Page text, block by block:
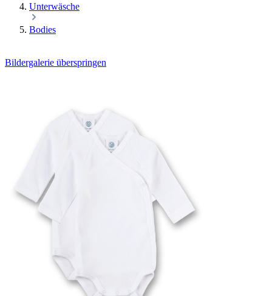
Unterwäsche
Bodies
Bildergalerie überspringen